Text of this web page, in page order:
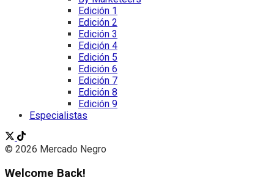
Edición 1
Edición 2
Edición 3
Edición 4
Edición 5
Edición 6
Edición 7
Edición 8
Edición 9
Especialistas
© 2026 Mercado Negro
Welcome Back!